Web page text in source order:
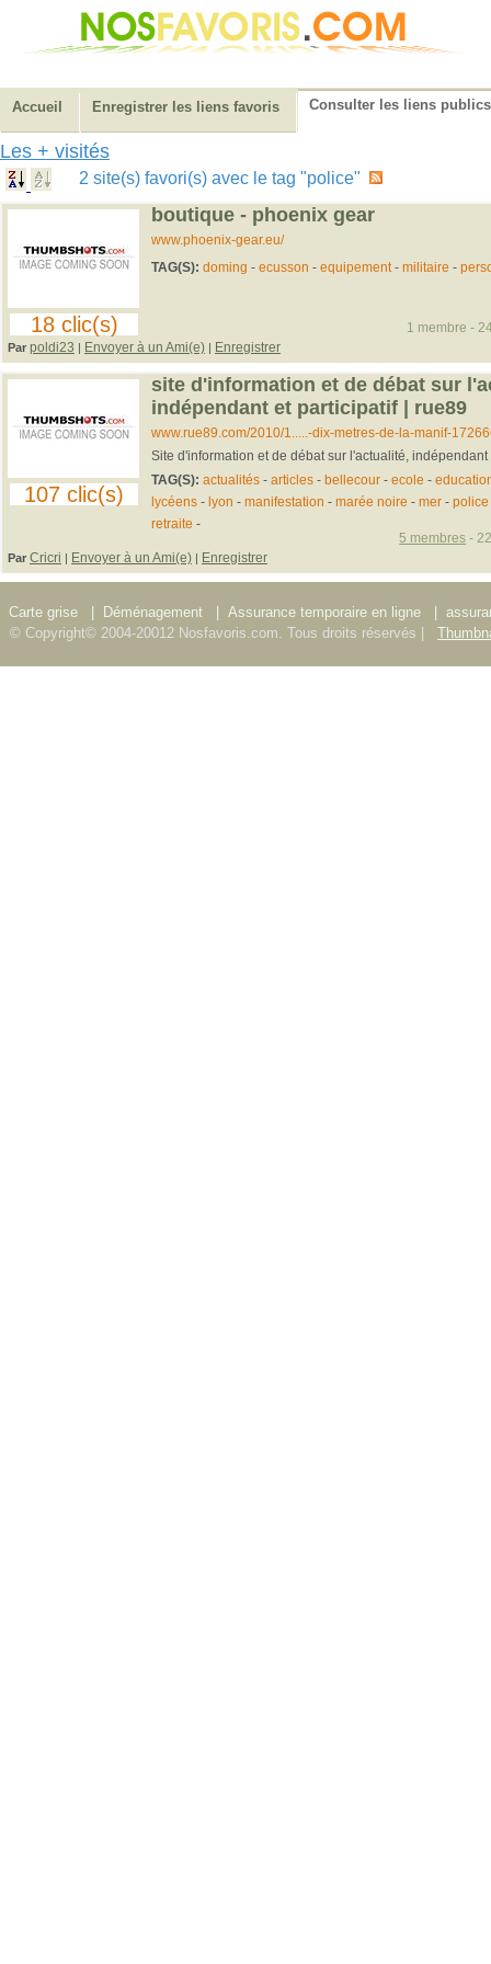
Accueil Enregistrer les liens favoris Consulter les liens publics
Les + visités
2 site(s) favori(s) avec le tag "police"
18 clic(s)
boutique - phoenix gear
www.phoenix-gear.eu/
TAG(S): doming - ecusson - equipement- militaire -
Par poldi23 | Envoyer à un Ami(e) | Enregistrer
1 membre -
107 clic(s)
site d'information et de débat sur
indépendant et participatif | rue89
www.rue89.com/2010/1.....-dix-metres-de-la-manif-
Site d'information et de débat sur l'actualité, indépendant
TAG(S): actualités- articles- bellecour- ecole -
lycéens- lyon - manifestation - marée noire - mer - police
retraite -
Par Cricri | Envoyer à un Ami(e) | Enregistrer
5 membres -
Carte grise Déménagement Assurance temporaire en ligne
© Copyright© 2004-20012 Nosfavoris.com. Tous droits réservés |